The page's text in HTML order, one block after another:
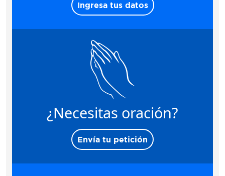
Ingresa tus datos
¿Necesitas oración?
Envía tu petición